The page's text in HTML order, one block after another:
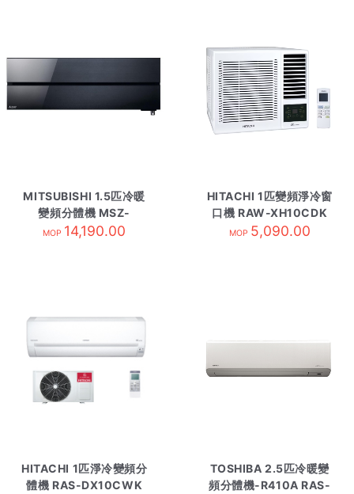
MITSUBISHI 1.5匹冷暖
變頻分體機 MSZ-
LN12VFB-內 黑R32
MOP 14,190.00
HITACHI 1匹變頻淨冷窗
口機 RAW-XH10CDK
R32
MOP 5,090.00
HITACHI 1匹淨冷變頻分
體機 RAS-DX10CWK
TOSHIBA 2.5匹冷暖變
頻分體機-R410A RAS-